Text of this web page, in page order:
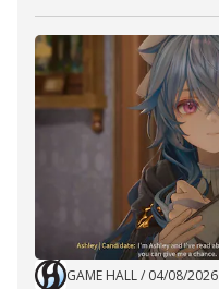
GAME HALL/ 04/08/2026